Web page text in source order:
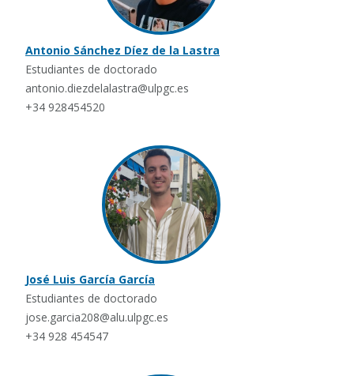
Antonio Sánchez Díez de la Lastra
Estudiantes de doctorado
antonio.diezdelalastra@ulpgc.es
+34 928454520
José Luis García García
Estudiantes de doctorado
jose.garcia208@alu.ulpgc.es
+34 928 454547